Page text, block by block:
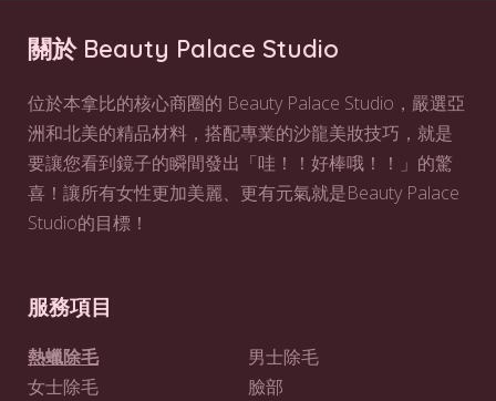
關於 Beauty Palace Studio
位於本拿比的核心商圈的 Beauty Palace Studio，嚴選亞
洲和北美的精品材料，搭配專業的沙龍美妝技巧，就是
要讓您看到鏡子的瞬間發出「哇！！好棒哦！！」的驚
喜！讓所有女性更加美麗、更有元氣就是Beauty Palace
Studio的目標！
服務項目
熱蠟除毛
女士除毛
男士除毛
臉部